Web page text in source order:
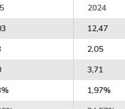
2024
12,47
2,05
3,71
1,97%